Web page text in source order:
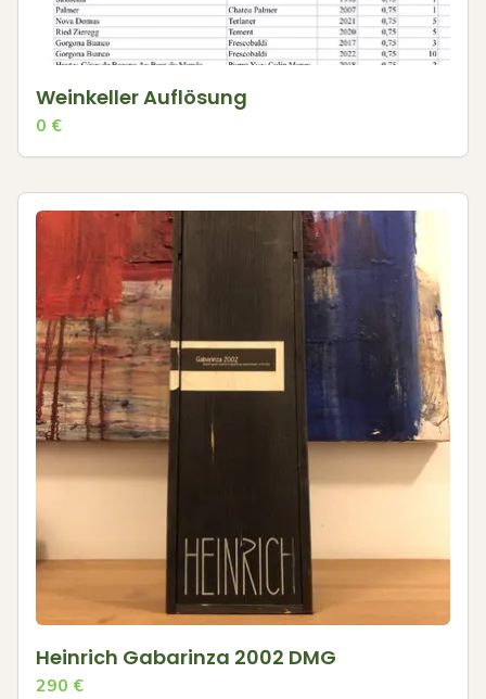
Weinkeller Auflösung
0 €
Heinrich Gabarinza 2002 DMG
290 €